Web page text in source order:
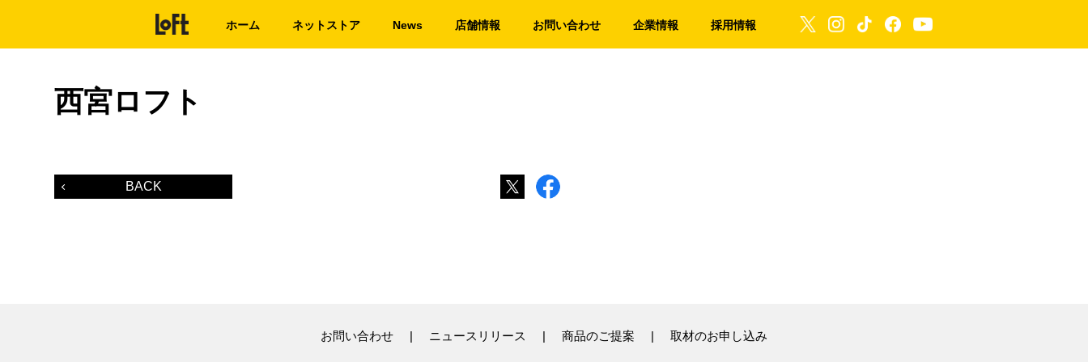
ホーム ネットストア News 店舗情報 お問い合わせ 企業情報 採用情報
西宮ロフト
BACK
お問い合わせ ニュースリリース 商品のご提案 取材のお申し込み